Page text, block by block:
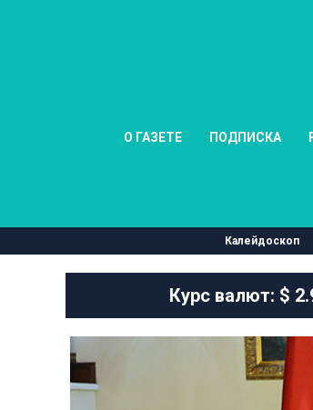
О ГАЗЕТЕ ПОДПИСКА
Калейдоскоп
Курс валют: $